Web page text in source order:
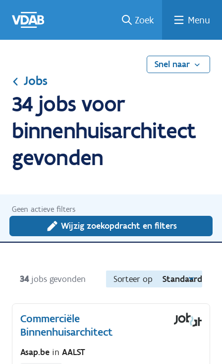
naar
een
een
job
naar
Zoek Menu
Snel naar
Jobs
34 jobs voor
binnenhuisarchitect
gevonden
Geen actieve filters
Wijzig zoekopdracht en filters
34 jobs gevonden Sorteer op Standaard
Commerciële
Binnenhuisarchitect
Asap.be in AALST